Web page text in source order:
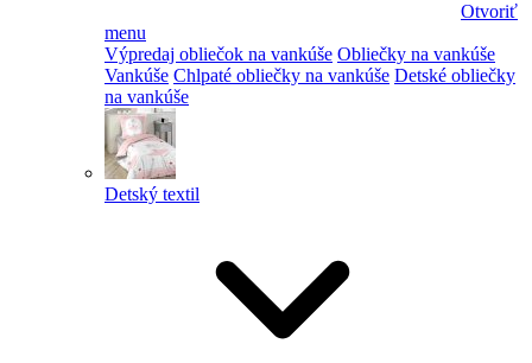
Otvoriť
menu
Výpredaj obliečok na vankúše Obliečky na vankúše
Vankúše Chlpaté obliečky na vankúše Detské obliečky
na vankúše
Detský textil